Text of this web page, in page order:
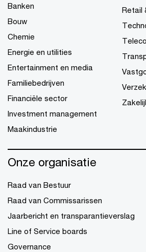
Banken
Bouw
Chemie
Energie en utilities
Entertainment en media
Familiebedrijven
Financiële sector
Investment management
Maakindustrie
Retail
Onze organisatie
Raad van Bestuur
Raad van Commissarissen
Jaarbericht en transparantieverslag
Line of Service boards
Governance